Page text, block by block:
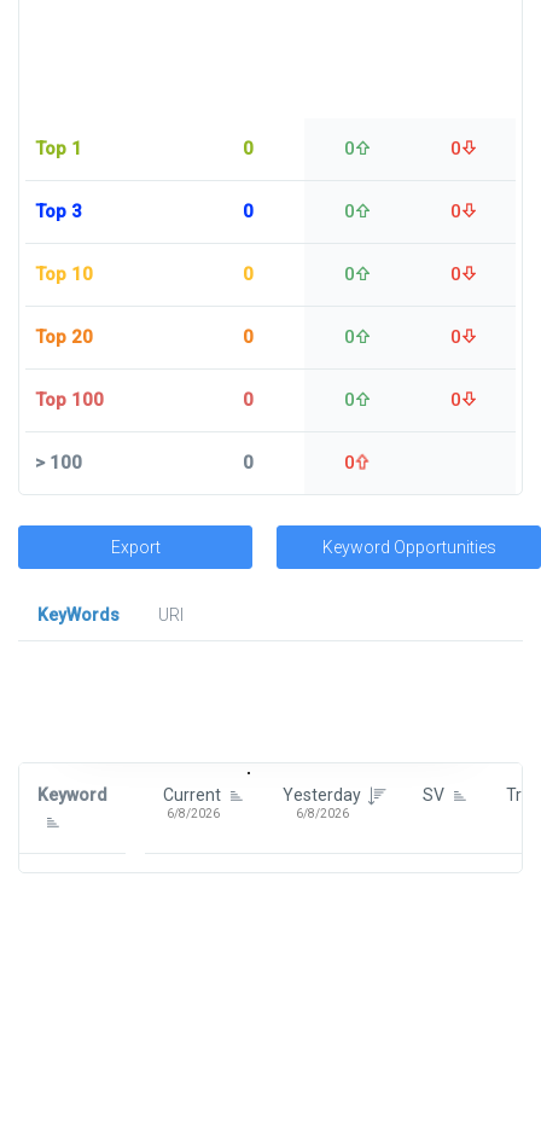
Top 1 0 0 0
Top 3 0 0 0
Top 10 0 0 0
Top 20 0 0 0
Top 100 0 0 0
>100 0 0
Export Keyword Opportunities
KeyWords
URl
Keyword Current
6/8/2026
Yesterday
6/8/2026
SV